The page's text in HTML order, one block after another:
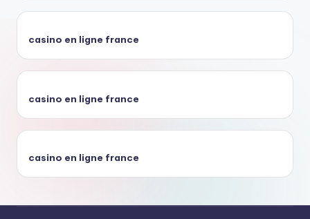
casino en ligne france
casino en ligne france
casino en ligne france